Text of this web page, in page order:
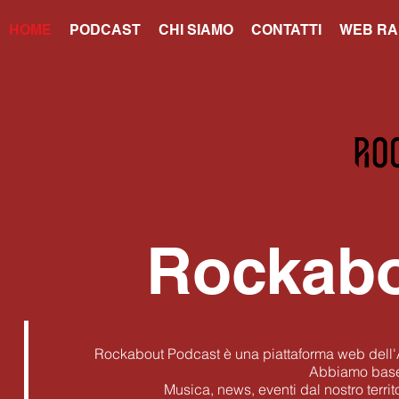
HOME PODCAST CHI SIAMO CONTATTI WEB
Rockabout Podcast è una piattaforma web
Abbiamo
Musica, news, eventi dal nostro